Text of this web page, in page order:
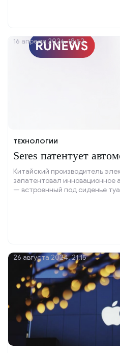
ТЕХНОЛОГИИ
Seres патентует
Китайский производитель
запатентовал инновационное
— встроенный под сиденье
16 апреля 2026, 18:52
26 августа 2024, 21:15